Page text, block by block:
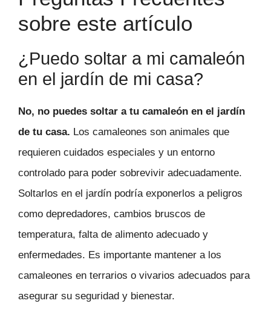
sobre este artículo
¿Puedo soltar a mi camaleón
en el jardín de mi casa?
No, no puedes soltar a tu camaleón en el jardín
de tu casa. Los camaleones son animales que
requieren cuidados especiales y un entorno
controlado para poder sobrevivir adecuadamente.
Soltarlos en el jardín podría exponerlos a peligros
como depredadores, cambios bruscos de
temperatura, falta de alimento adecuado y
enfermedades. Es importante mantener a los
camaleones en terrarios o vivarios adecuados para
asegurar su seguridad y bienestar.